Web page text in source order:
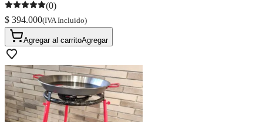
(0)
$ 394.000(IVA Incluido)
Agregar al carritoAgregar